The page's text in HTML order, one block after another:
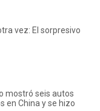
vez: El sorpresivo
mostró seis autos
en China y se hizo